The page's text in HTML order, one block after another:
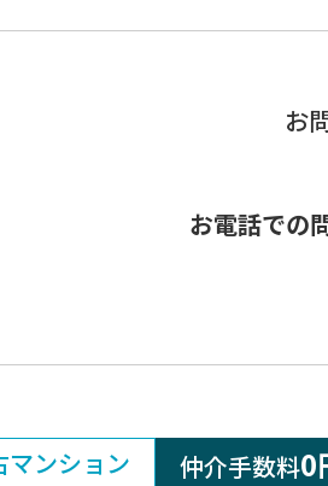
お
お電話での
マンション 仲介手数料0